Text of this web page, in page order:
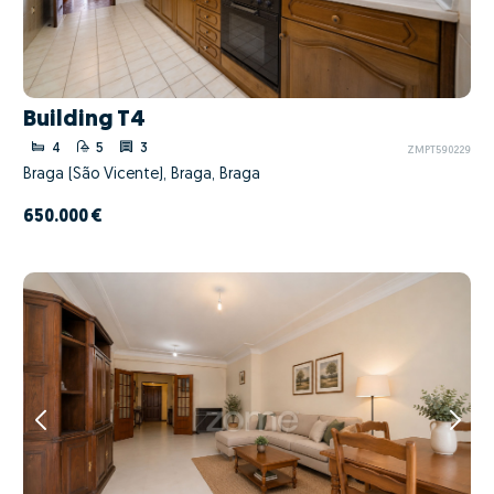
Building T4
4 5 3 ZMPT590229
Braga (São Vicente), Braga, Braga
650.000 €